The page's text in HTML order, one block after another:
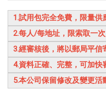
1.試用包完全免費，限量供
2.每人/每地址，限索取一
3.經審核後，將以郵局平
4.資料正確、完整，可加快
5.本公司保留修改及變更活